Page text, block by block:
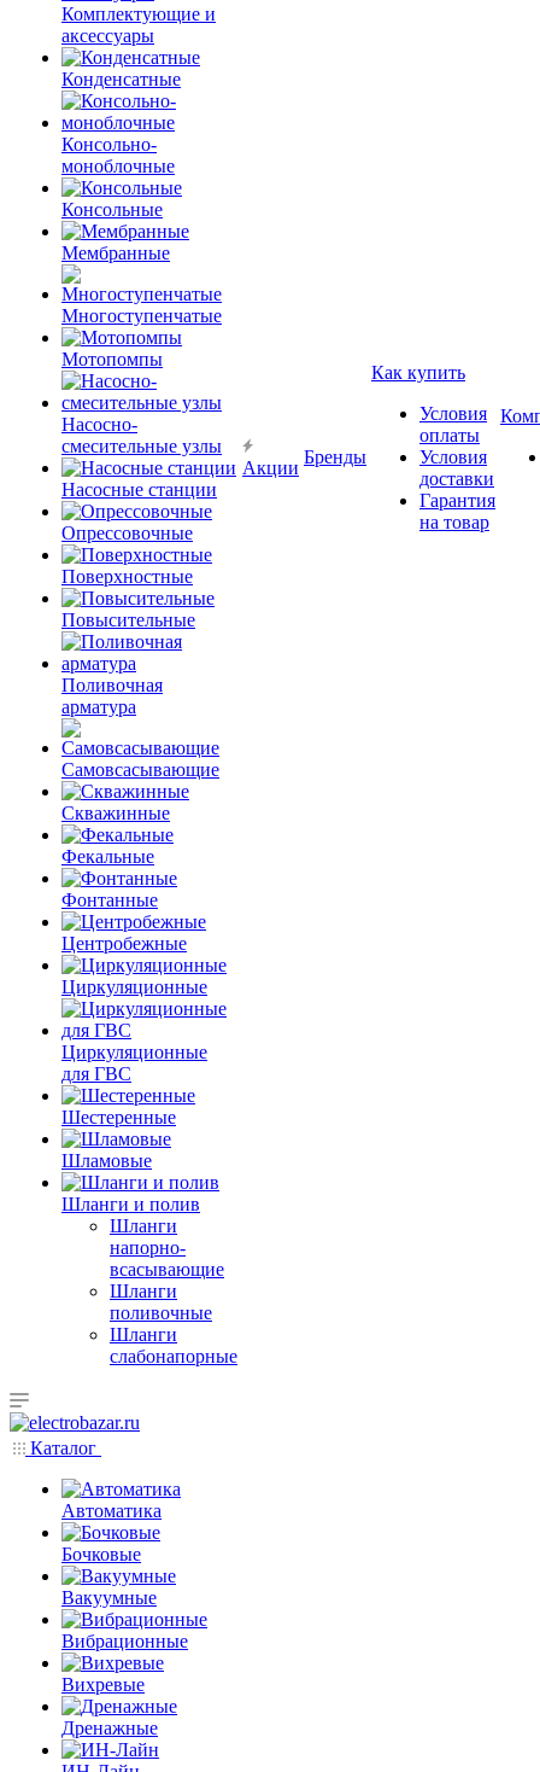
Комплектующие и
аксессуары
Конденсатные
Консольно-
моноблочные
Консольные
Мембранные
Многоступенчатые
Мотопомпы
Насосно-
смесительные узлы
Насосные станции
Опрессовочные
Поверхностные
Повысительные
Поливочная
арматура
Самовсасывающие
Скважинные
Фекальные
Фонтанные
Центробежные
Циркуляционные
Циркуляционные
для ГВС
Шестеренные
Шламовые
Шланги и полив
Шланги
напорно-
всасывающие
Шланги
поливочные
Шланги
слабонапорные
Акции
Бренды
Как купить
Условия
оплаты
Условия
доставки
Гарантия
на товар
Каталог
Автоматика
Бочковые
Вакуумные
Вибрационные
Вихревые
Дренажные